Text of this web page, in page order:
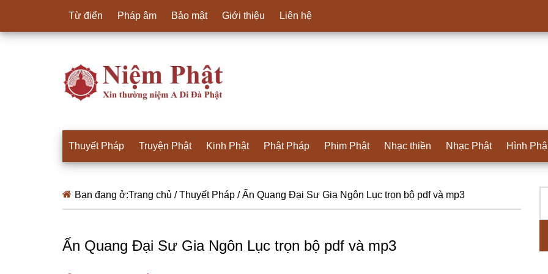
Từ điển Pháp âm Bảo mật Giới thiệu Liên hệ
Thuyết Pháp Truyện Phật Kinh Phật Phật Pháp Phim Phật Nhạc thiền Nhạc Phật Hình
Bạn đang ở:Trang chủ / Thuyết Pháp /Ấn Quang Đại Sư Gia Ngôn Lục trọn bộ pdf và mp3
Ấn Quang Đại Sư Gia Ngôn Lục trọn bộ pdf và mp3